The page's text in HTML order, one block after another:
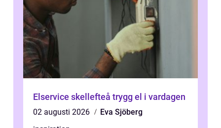
Elservice skellefteå trygg el i vardagen
02 augusti 2026
Eva Sjöberg